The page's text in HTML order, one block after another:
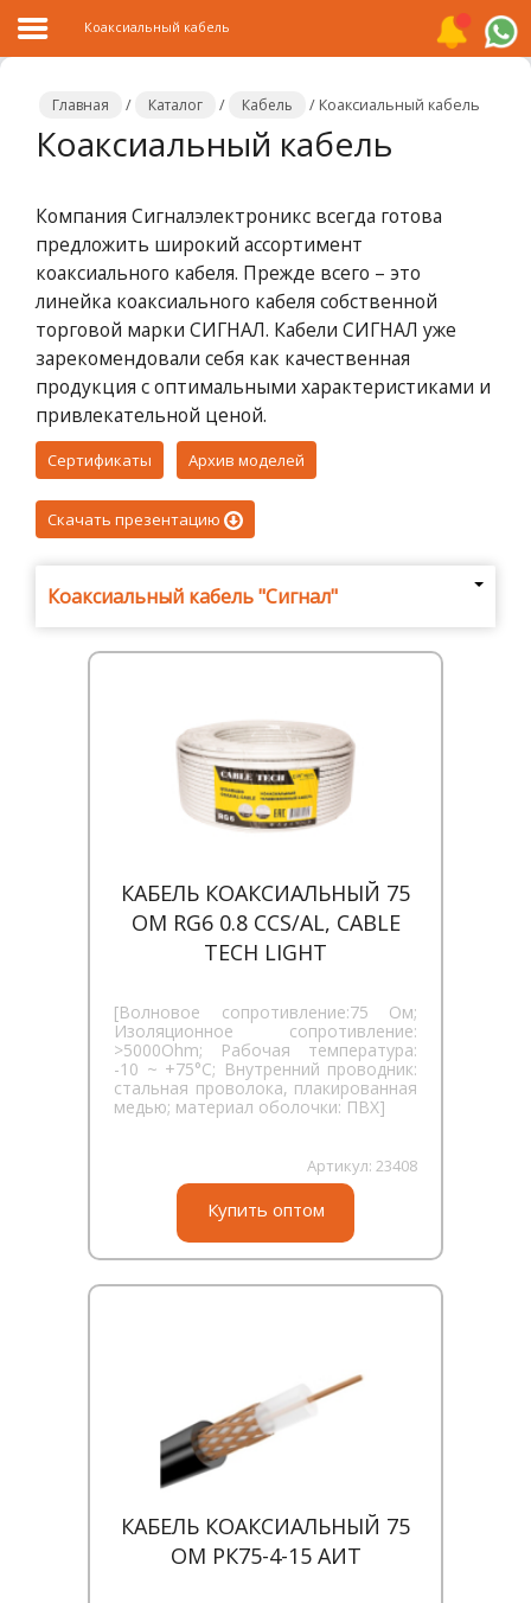
Каталог
Распродажа
О
компании
Контакты
Сотрудничество
Новости
купить
Статьи
обзоры
news@signalelectronics.ru
Коаксиальный кабель
Главная / Каталог / Кабель / Коаксиальный кабель
Коаксиальный кабель
Компания Сигналэлектроникс всегда готова
предложить широкий ассортимент
коаксиального кабеля. Прежде всего – это
линейка коаксиального кабеля собственной
торговой марки СИГНАЛ. Кабели СИГНАЛ уже
зарекомендовали себя как качественная
продукция с оптимальными характеристиками и
привлекательной ценой.
Сертификаты Архив моделей
Скачать презентацию
Коаксиальный кабель "Сигнал"
КАБЕЛЬ КОАКСИАЛЬНЫЙ 75
ОМ RG6 0.8 CCS/AL, CABLE
TECH LIGHT
[Волновое сопротивление:75 Ом;
Изоляционное сопротивление:
>5000Ohm; Рабочая температура:
-10 ~ +75°С; Внутренний проводник:
стальная проволока, плакированная
медью; материал оболочки: ПВХ]
Артикул: 23408
Купить оптом
КАБЕЛЬ КОАКСИАЛЬНЫЙ 75
ОМ РК75-4-15 АИТ